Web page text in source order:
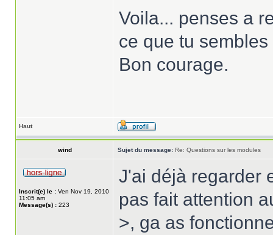
Voila... penses a
ce que tu
Bon courage.
Haut
wind Sujet du message: Re: Questions sur les modules
Inscrit(e) le : Ven Nov 19, 2010
11:05 am
Message(s) : 223
J'ai déjà regarder
pas fait attention
>, ga as